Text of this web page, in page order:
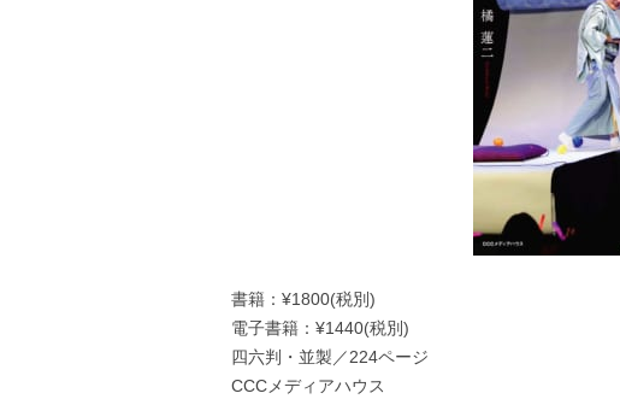
書籍：¥1800(税別)
電子書籍：¥1440(税別)
四六判・並製／224ページ
CCCメディアハウス